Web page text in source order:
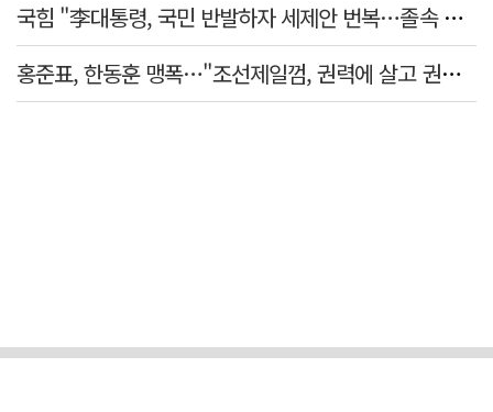
국힘 "李대통령, 국민 반발하자 세제안 번복…졸속 국정 즉각 중단"
홍준표, 한동훈 맹폭…"조선제일껌, 권력에 살고 권력에 죽었다"